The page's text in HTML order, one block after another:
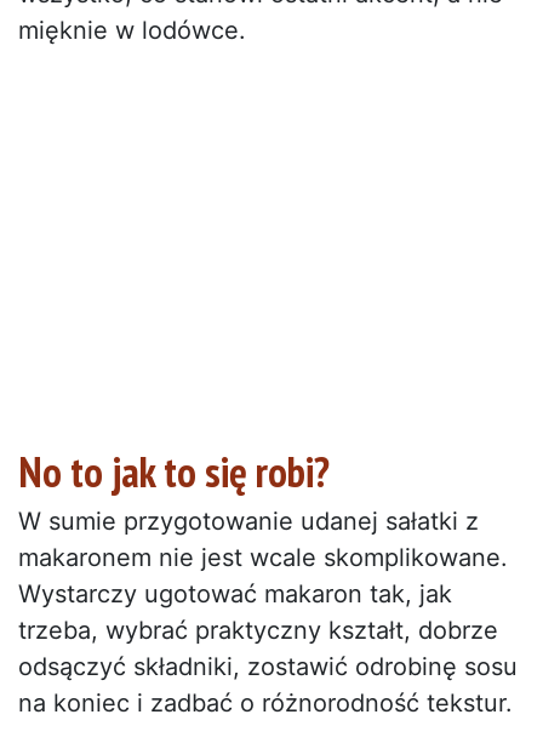
mięknie w lodówce.
No to jak to się robi?
W sumie przygotowanie udanej sałatki z
makaronem nie jest wcale skomplikowane.
Wystarczy ugotować makaron tak, jak
trzeba, wybrać praktyczny kształt, dobrze
odsączyć składniki, zostawić odrobinę sosu
na koniec i zadbać o różnorodność tekstur.